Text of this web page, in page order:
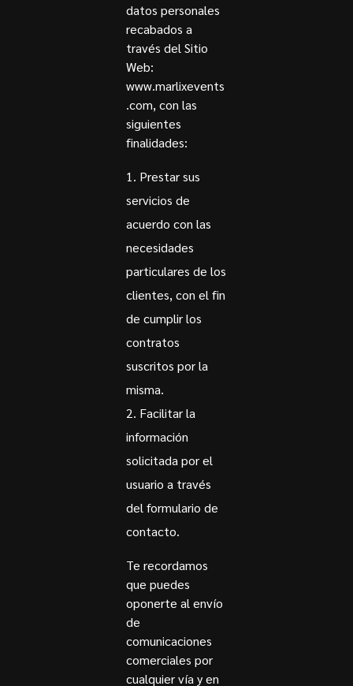
datos personales
recabados a
través del Sitio
Web:
www.marlixevents
.com, con las
siguientes
finalidades:
Prestar sus
servicios de
acuerdo con las
necesidades
particulares de los
clientes, con el fin
de cumplir los
contratos
suscritos por la
misma.
Facilitar la
información
solicitada por el
usuario a través
del formulario de
contacto.
Te recordamos
que puedes
oponerte al envío
de
comunicaciones
comerciales por
cualquier vía y en